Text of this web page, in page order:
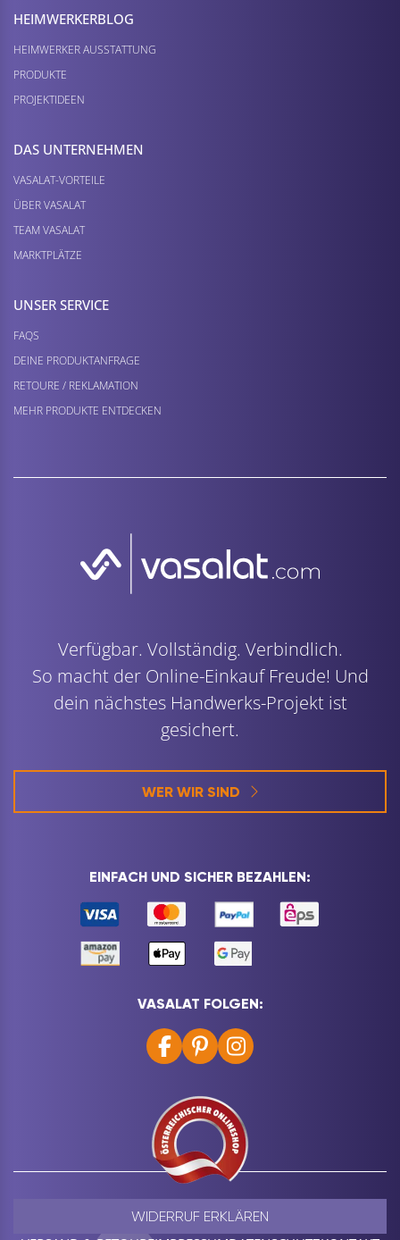
HEIMWERKER­BLOG
HEIMWERKER AUSSTATTUNG
PRODUKTE
PROJEKTIDEEN
DAS UNTERNEHMEN
VASALAT-VORTEILE
ÜBER VASALAT
TEAM VASALAT
MARKTPLÄTZE
UNSER SERVICE
FAQS
DEINE PRODUKTANFRAGE
RETOURE / REKLAMATION
MEHR PRODUKTE ENTDECKEN
Verfügbar. Vollständig. Verbindlich.
So macht der Online-Einkauf Freude! Und
dein nächstes Handwerks-Projekt ist
gesichert.
WER WIR SIND
EINFACH UND SICHER BEZAHLEN:
VASALAT FOLGEN:
WIDERRUF ERKLÄREN